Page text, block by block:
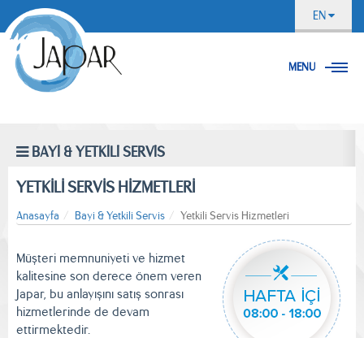
EN
MENU
BAYİ & YETKİLİ SERVİS
YETKİLİ SERVİS HİZMETLERİ
Anasayfa Bayi & Yetkili Servis Yetkili Servis Hizmetleri
Müşteri memnuniyeti ve hizmet
kalitesine son derece önem veren
Japar, bu anlayışını satış sonrası
hizmetlerinde de devam
ettirmektedir.